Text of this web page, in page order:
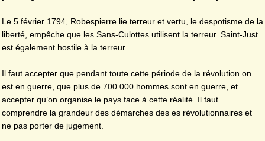
Le 5 février 1794, Robespierre lie terreur et vertu, le despotisme de la
liberté, empêche que les Sans-Culottes utilisent la terreur. Saint-Just
est également hostile à la terreur…
Il faut accepter que pendant toute cette période de la révolution on
est en guerre, que plus de 700 000 hommes sont en guerre, et
accepter qu’on organise le pays face à cette réalité. Il faut
comprendre la grandeur des démarches des es révolutionnaires et
ne pas porter de jugement.